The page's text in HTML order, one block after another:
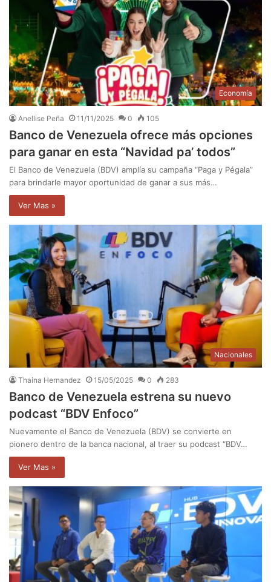
Economía
Anellise Peña 11/11/2025 0 105
Banco de Venezuela ofrece más opciones
para ganar en esta “Navidad pa’ todos”
El Banco de Venezuela (BDV) amplía su campaña “Paga y Pégala”
para brindarle mayor oportunidad de ganar a sus más…
Ver Mas »
Nacionales
Thaina Hernandez 15/05/2025 0 283
Banco de Venezuela estrena su nuevo
podcast “BDV Enfoco”
Nuevamente el Banco de Venezuela (BDV) se convierte en
pionero dentro de la banca nacional, al traer su podcast “BDV…
Ver Mas »